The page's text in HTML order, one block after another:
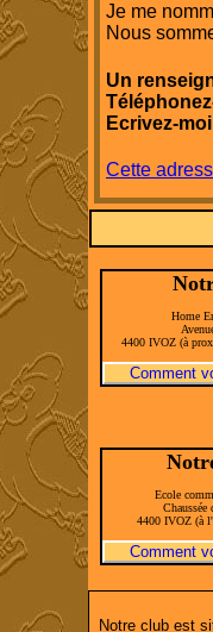
Je me
Nous
Un
Ecrivez-
Cette
Home
4400 IVOZ (à
Comment
Ecole
4400 IVOZ (à
Comment
Notre club est